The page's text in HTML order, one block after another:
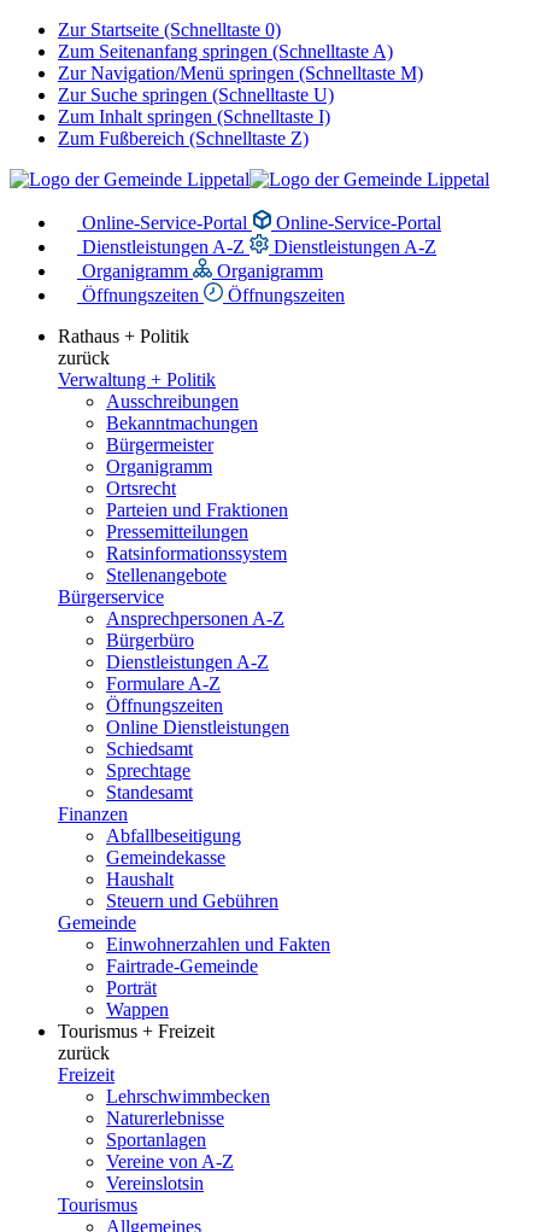
Zur Startseite (Schnelltaste 0)
Zum Seitenanfang springen (Schnelltaste A)
Zur Navigation/Menü springen (Schnelltaste M)
Zur Suche springen (Schnelltaste U)
Zum Inhalt springen (Schnelltaste I)
Zum Fußbereich (Schnelltaste Z)
Online-Service-Portal
Online-Service-Portal
Dienstleistungen A-Z
Dienstleistungen A-Z
Organigramm
Organigramm
Öffnungszeiten
Öffnungszeiten
Rathaus + Politik
zurück
Verwaltung + Politik
Ausschreibungen
Bekanntmachungen
Bürgermeister
Organigramm
Ortsrecht
Parteien und Fraktionen
Pressemitteilungen
Ratsinformationssystem
Stellenangebote
Bürgerservice
Ansprechpersonen A-Z
Bürgerbüro
Dienstleistungen A-Z
Formulare A-Z
Öffnungszeiten
Online Dienstleistungen
Schiedsamt
Sprechtage
Standesamt
Finanzen
Abfallbeseitigung
Gemeindekasse
Haushalt
Steuern und Gebühren
Gemeinde
Einwohnerzahlen und Fakten
Fairtrade-Gemeinde
Porträt
Wappen
Tourismus + Freizeit
zurück
Freizeit
Lehrschwimmbecken
Naturerlebnisse
Sportanlagen
Vereine von A-Z
Vereinslotsin
Tourismus
Allgemeines